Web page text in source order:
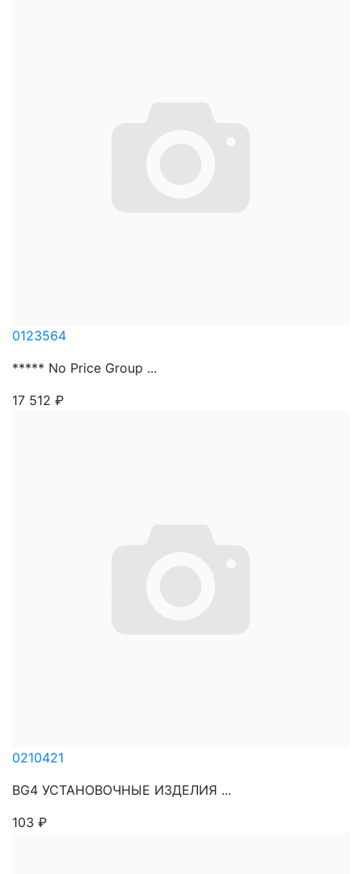
0123564
***** No Price Group ...
17 512 ₽
0210421
BG4 УСТАНОВОЧНЫЕ ИЗДЕЛИЯ ...
103 ₽